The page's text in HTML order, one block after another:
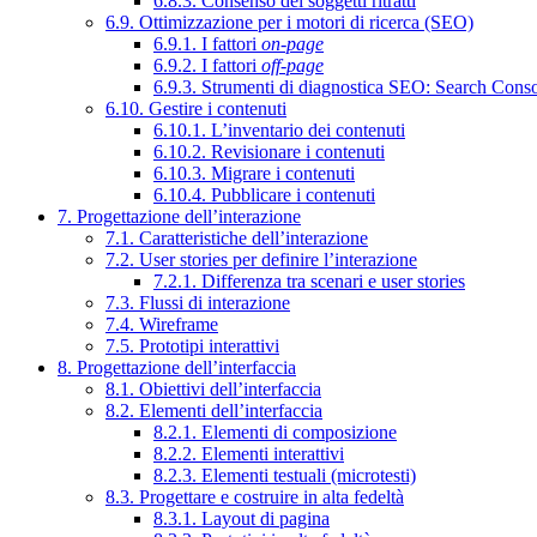
6.9. Ottimizzazione per i motori di ricerca (SEO)
6.9.1. I fattori on-page
6.9.2. I fattori off-page
6.9.3. Strumenti di diagnostica SEO: Search
6.10. Gestire i contenuti
6.10.1. L’inventario dei contenuti
6.10.2. Revisionare i contenuti
6.10.3. Migrare i contenuti
6.10.4. Pubblicare i contenuti
7. Progettazione dell’interazione
7.1. Caratteristiche dell’interazione
7.2. User stories per definire l’interazione
7.2.1. Differenza tra scenari e user stories
7.3. Flussi di interazione
7.4. Wireframe
7.5. Prototipi interattivi
8. Progettazione dell’interfaccia
8.1. Obiettivi dell’interfaccia
8.2. Elementi dell’interfaccia
8.2.1. Elementi di composizione
8.2.2. Elementi interattivi
8.2.3. Elementi testuali (microtesti)
8.3. Progettare e costruire in alta fedeltà
8.3.1. Layout di pagina